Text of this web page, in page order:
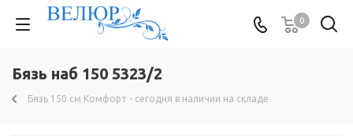
0
Бязь наб 150 5323/2
Бязь 150 см Комфорт - сегодня в наличии на складе